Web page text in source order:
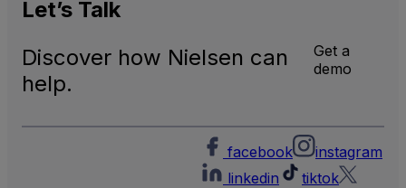
Let’s Talk
Discover how Nielsen can
help.
Get a
demo
facebook
instagram
linkedin
tiktok